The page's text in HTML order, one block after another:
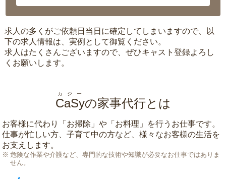
求人の多くがご依頼日当日に確定してしまいますので、以
下の求人情報は、実例として御覧ください。
求人はたくさんございますので、ぜひキャスト登録よろし
くお願いします。
CaSy
カジー
の家事代行とは
お客様に代わり「 お掃除 」や「 お料理 」を行うお仕事です。
仕事が忙しい方、子育て中の方など、様々なお客様の生活を
お支えします。
危険な作業や介護など、専門的な技術や知識が必要なお仕事ではありま
せん。